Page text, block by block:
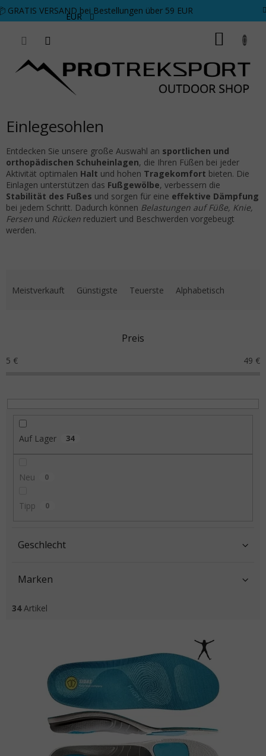
Zum Inhalt springen
GRATIS VERSAND bei Bestellungen über 59 EUR
EUR
Einlegesohlen
Entdecken Sie unsere große Auswahl an sportlichen und
orthopädischen Schuheinlagen, die Ihren Füßen bei jeder
Aktivität optimalen Halt und hohen Tragekomfort bieten. Die
Einlagen unterstützen das Fußgewölbe, verbessern die
Stabilität des Fußes und sorgen für eine effektive Dämpfung
bei jedem Schritt. Dadurch können Belastungen auf Füße, Knie,
Fersen und Rücken reduziert und Beschwerden vorgebeugt
werden.
Meistverkauft Günstigste Teuerste Alphabetisch
Preis
5 € 49 €
Auf Lager 34
Neu 0
Tipp 0
Marken
Geschlecht
34Artikel